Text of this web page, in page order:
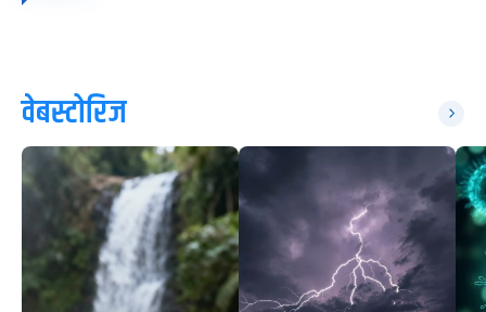
वेबस्टोरिज